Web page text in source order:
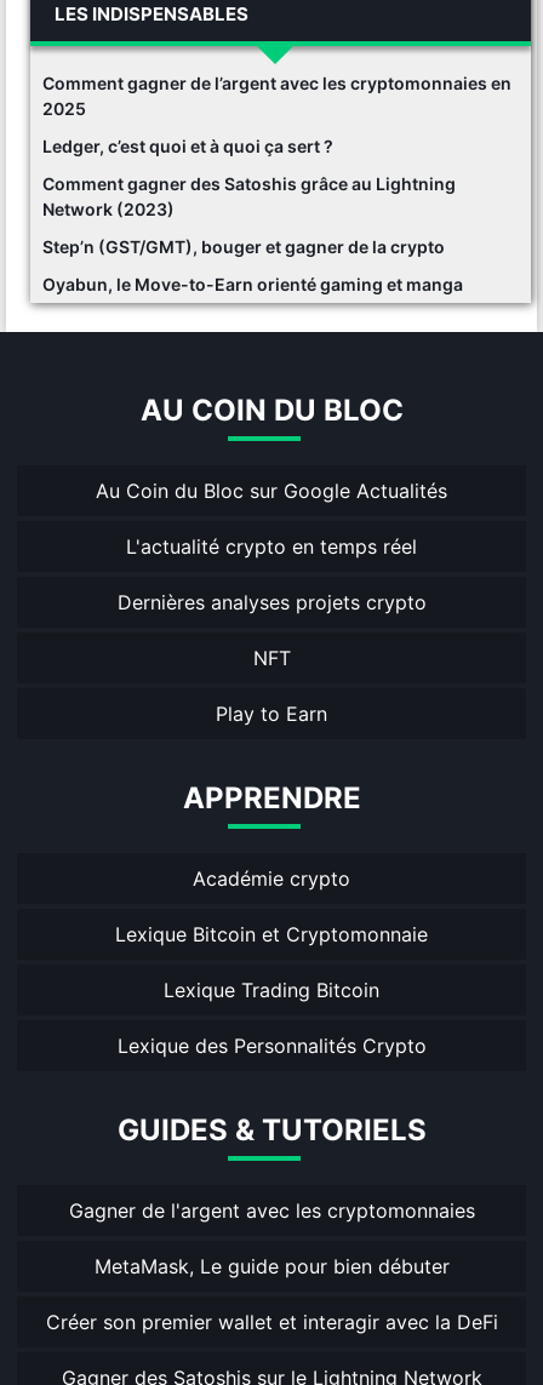
LES INDISPENSABLES
Comment gagner de l’argent avec les cryptomonnaies en
2025
Ledger, c’est quoi et à quoi ça sert ?
Comment gagner des Satoshis grâce au Lightning
Network (2023)
Step’n (GST/GMT), bouger et gagner de la crypto
Oyabun, le Move-to-Earn orienté gaming et manga
AU COIN DU BLOC
Au Coin du Bloc sur Google Actualités
L'actualité crypto en temps réel
Dernières analyses projets crypto
NFT
Play to Earn
APPRENDRE
Académie crypto
Lexique Bitcoin et Cryptomonnaie
Lexique Trading Bitcoin
Lexique des Personnalités Crypto
GUIDES & TUTORIELS
Gagner de l'argent avec les cryptomonnaies
MetaMask, Le guide pour bien débuter
Créer son premier wallet et interagir avec la DeFi
Gagner des Satoshis sur le Lightning Network